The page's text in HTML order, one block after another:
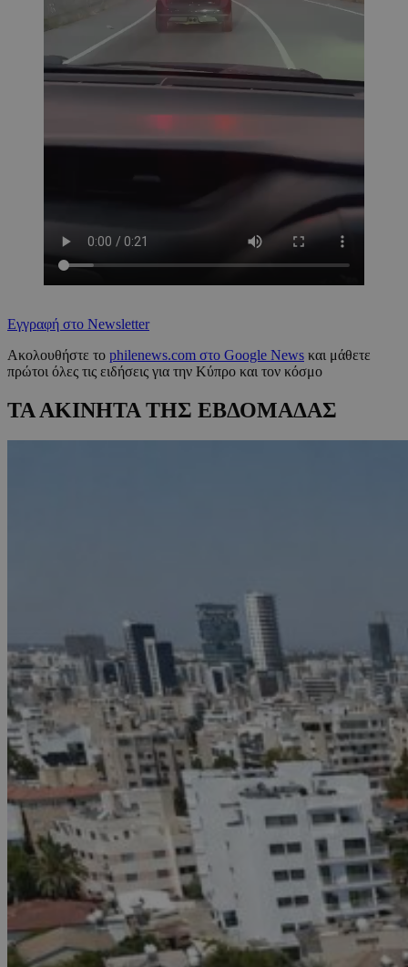
Εγγραφή στο Newsletter
Ακολουθήστε το philenews.com στο Google News και μάθετε
πρώτοι όλες τις ειδήσεις για την Κύπρο και τον κόσμο
ΤΑ ΑΚΙΝΗΤΑ ΤΗΣ ΕΒΔΟΜΑΔΑΣ